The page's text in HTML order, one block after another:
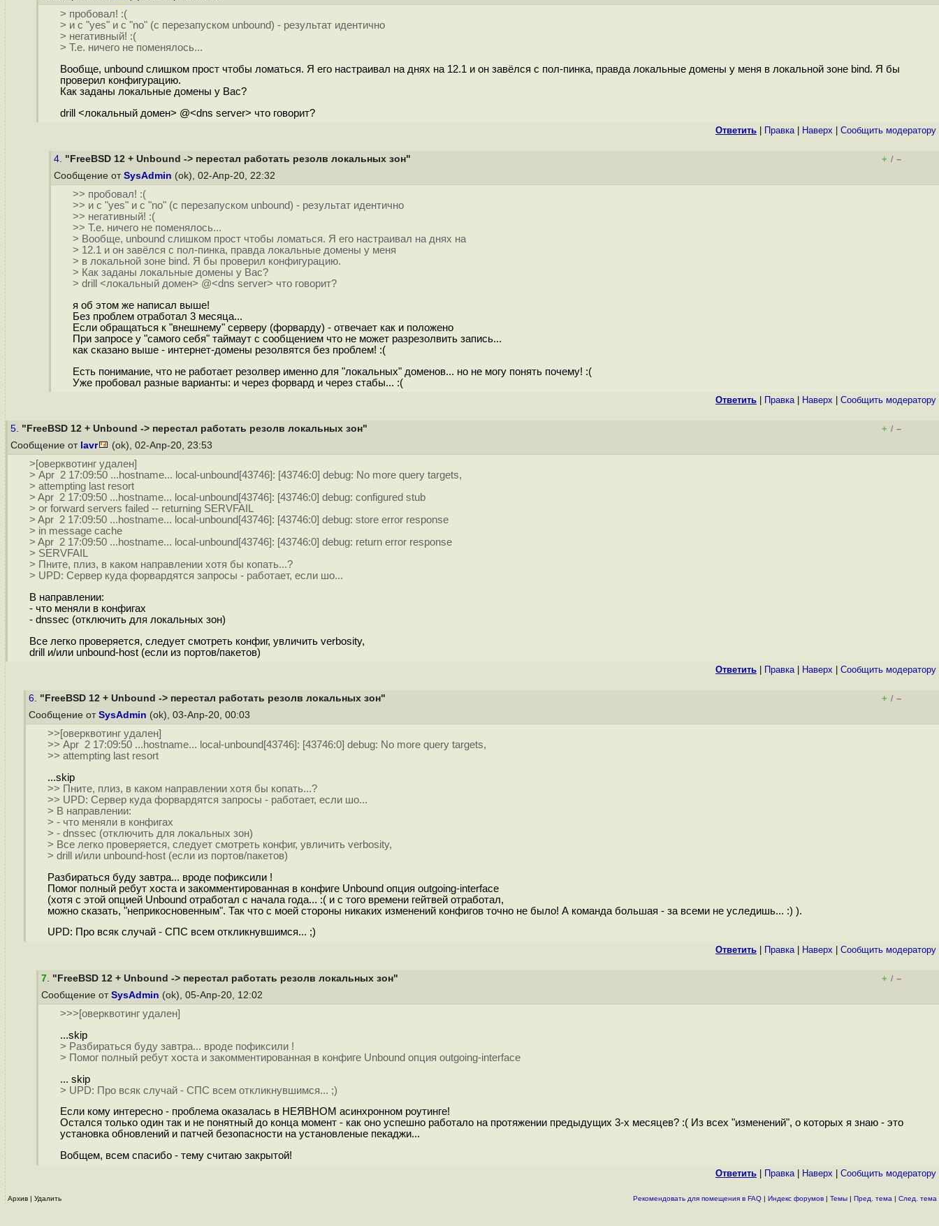
> пробовал! :(
> и с "yes" и с "no" (с перезапуском unbound) - результат идентично
> негативный! :(
> Т.е. ничего не поменялось...
Вообще, unbound слишком прост чтобы ломаться. Я его настраивал на днях на 12.1 и он завёлся с пол-пинка, правда локальные домены у меня в локальной зоне bind. Я бы
проверил конфигурацию.
Как заданы локальные домены у Вас?
drill <локальный домен> @<dns server> что говорит?
Ответить Правка| Наверх Cообщить модератору
4. "FreeBSD 12 + Unbound -> перестал работать резолв локальных зон" + / –
Сообщение от SysAdmin (ok), 02-Апр-20, 22:32
>> пробовал! :(
>> и с "yes" и с "no" (с перезапуском unbound) - результат идентично
>> негативный! :(
>> Т.е. ничего не поменялось...
> Вообще, unbound слишком прост чтобы ломаться. Я его настраивал на днях на
> 12.1 и он завёлся с пол-пинка, правда локальные домены у меня
> в локальной зоне bind. Я бы проверил конфигурацию.
> Как заданы локальные домены у Вас?
> drill <локальный домен> @<dns server> что говорит?
я об этом же написал выше!
Без проблем отработал 3 месяца...
Если обращаться к "внешнему" серверу (форварду) - отвечает как и положено
При запросе у "самого себя" таймаут с сообщением что не может разрезолвить запись...
как сказано выше - интернет-домены резолвятся без проблем! :(
Есть понимание, что не работает резолвер именно для "локальных" доменов... но не могу понять почему! :(
Уже пробовал разные варианты: и через форвард и через стабы... :(
Ответить Правка| Наверх Cообщить модератору
5. "FreeBSD 12 + Unbound -> перестал работать резолв локальных зон" + / –
Сообщение от lavr (ok), 02-Апр-20, 23:53
>[оверквотинг удален]
> Apr 2 17:09:50 ...hostname... local-unbound[43746]: [43746:0] debug: No more query targets,
> attempting last resort
> Apr 2 17:09:50 ...hostname... local-unbound[43746]: [43746:0] debug: configured stub
> or forward servers failed -- returning SERVFAIL
> Apr 2 17:09:50 ...hostname... local-unbound[43746]: [43746:0] debug: store error response
> in message cache
> Apr 2 17:09:50 ...hostname... local-unbound[43746]: [43746:0] debug: return error response
> SERVFAIL
> Пните, плиз, в каком направлении хотя бы копать...?
> UPD: Сервер куда форвардятся запросы - работает, если шо...
В направлении:
- что меняли в конфигах
- dnssec (отключить для локальных зон)
Все легко проверяется, следует смотреть конфиг, увличить verbosity,
drill и/или unbound-host (если из портов/пакетов)
Ответить Правка| Наверх Cообщить модератору
6. "FreeBSD 12 + Unbound -> перестал работать резолв локальных зон" + / –
Сообщение от SysAdmin (ok), 03-Апр-20, 00:03
>>[оверквотинг удален]
>> Apr 2 17:09:50 ...hostname... local-unbound[43746]: [43746:0] debug: No more query targets,
>> attempting last resort
...skip
>> Пните, плиз, в каком направлении хотя бы копать...?
>> UPD: Сервер куда форвардятся запросы - работает, если шо...
> В направлении:
> - что меняли в конфигах
> - dnssec (отключить для локальных зон)
> Все легко проверяется, следует смотреть конфиг, увличить verbosity,
> drill и/или unbound-host (если из портов/пакетов)
Разбираться буду завтра... вроде пофиксили !
Помог полный ребут хоста и закомментированная в конфиге Unbound опция outgoing-interface
(хотя с этой опцией Unbound отработал с начала года... :( и с того времени гейтвей отработал,
можно сказать, "неприкосновенным". Так что с моей стороны никаких изменений конфигов точно не было! А команда большая - за всеми не уследишь... :) ).
UPD: Про всяк случай - СПС всем откликнувшимся... ;)
Ответить Правка| Наверх Cообщить модератору
7. "FreeBSD 12 + Unbound -> перестал работать резолв локальных зон" + / –
Сообщение от SysAdmin (ok), 05-Апр-20, 12:02
>>>[оверквотинг удален]
...skip
> Разбираться буду завтра... вроде пофиксили !
> Помог полный ребут хоста и закомментированная в конфиге Unbound опция outgoing-interface
... skip
> UPD: Про всяк случай - СПС всем откликнувшимся... ;)
Если кому интересно - проблема оказалась в НЕЯВНОМ асинхронном роутинге!
Остался только один так и не понятный до конца момент - как оно успешно работало на протяжении предыдущих 3-х месяцев? :( Из всех "изменений", о которых я знаю - это
установка обновлений и патчей безопасности на установленые пекаджи...
Вобщем, всем спасибо - тему считаю закрытой!
Ответить Правка| Наверх Cообщить модератору
Архив | Удалить Рекомендовать для помещения в FAQ | Индекс форумов | Темы | Пред. тема | След. тема